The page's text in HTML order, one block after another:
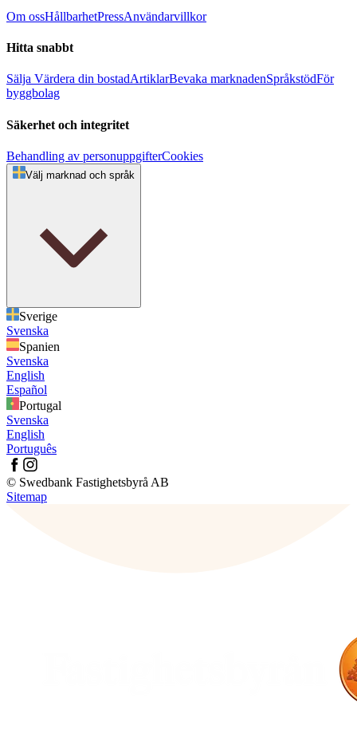
Om ossHållbarhetPressAnvändarvillkor
Hitta snabbt
Sälja Värdera din bostadArtiklarBevaka marknadenSpråkstödFör
byggbolag
Säkerhet och integritet
Behandling av personuppgifterCookies
Välj marknad och språk
Sverige
Svenska
Spanien
Svenska
English
Español
Portugal
Svenska
English
Português
© Swedbank Fastighetsbyrå AB
Sitemap